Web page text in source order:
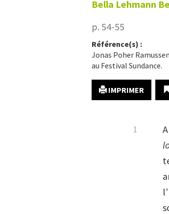
Bella Lehmann
p. 54-55
Référence(s) :
Jonas Poher
au Festival Sundance.
IMPRIMER